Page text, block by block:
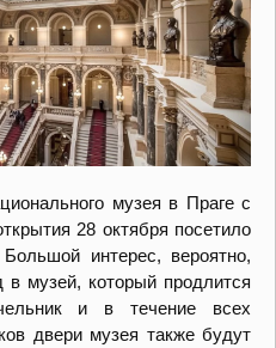
музея в Праге с
28 октября посетило
интерес, вероятно,
музей, который продлится
и в течение всех
двери музея также будут